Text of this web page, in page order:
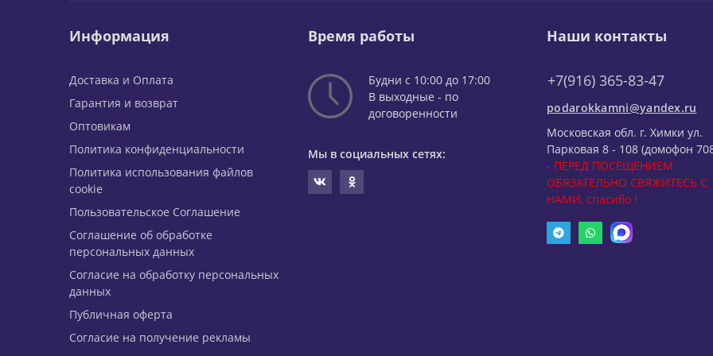
Информация
Доставка и Оплата
Гарантия и возврат
Оптовикам
Политика конфиденциальности
Политика использования файлов
cookie
Пользовательское Соглашение
Соглашение об обработке
персональных данных
Согласие на обработку персональных
данных
Публичная оферта
Согласие на получение рекламы
Время работы
Будни с 10:00 до 17:00
В выходные - по
договоренности
Мы в социальных сетях:
Наши контакты
+7(916) 365-83-47
podarokkamni@yandex.ru
Московская обл. г. Химки ул.
Парковая 8 - 108 (домофон
- ПЕРЕД ПОСЕЩЕНИЕМ
ОБЯЗАТЕЛЬНО СВЯЖИТЕСЬ С
НАМИ, спасибо !